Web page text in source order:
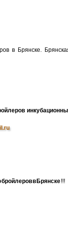
в Брянске.
в Брянске!!!